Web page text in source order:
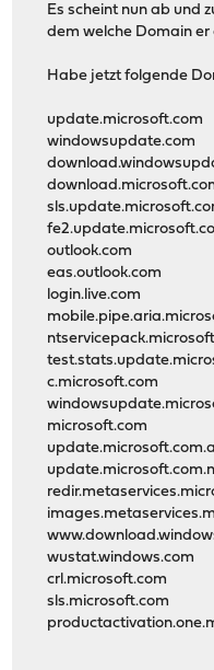
Es scheint nun ab und
dem welche Domain
Habe jetzt folgende
update.microsoft.com
windowsupdate.com
outlook.com
eas.outlook.com
login.live.com
c.microsoft.com
microsoft.com
wustat.windows.com
crl.microsoft.com
sls.microsoft.com